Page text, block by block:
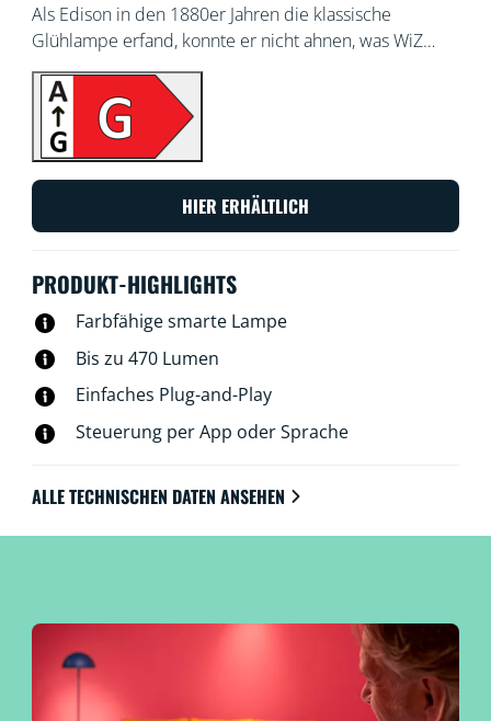
Als Edison in den 1880er Jahren die klassische
Glühlampe erfand, konnte er nicht ahnen, was WiZ
heute daraus machen würde! Selbst wenn sie
ausgeschaltet sind, sehen WiZ Filament-Lampen
großartig aus. Doch wenn sie erst einmal eingeschaltet
sind, entfalten sie ihren wahren Zauber. Diese
Licht in Millionen Farben und Weißtönen von
gemütlich warm bis kaltweiß. Genieße den klassischen
zugleich von den energiesparenden Eigenschaften der
die Lampen einfach über WLAN und die WiZ App, die
WiZ remote Fernbedienung oder per Stimme steuern.
HIER ERHÄLTLICH
PRODUKT-HIGHLIGHTS
Farbfähige smarte Lampe
Bis zu 470 Lumen
Einfaches Plug-and-Play
Steuerung per App oder Sprache
ALLE TECHNISCHEN DATEN ANSEHEN